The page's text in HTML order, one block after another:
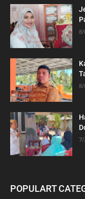
8/
8/
7/
POPULART